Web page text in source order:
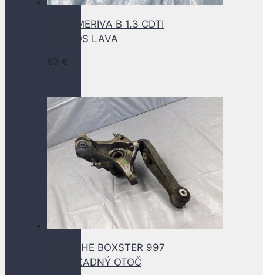
OPEL MERIVA B 1.3 CDTI
POLOOS LAVA
63 €
PORSCHE BOXSTER 997
ĽAVÝ ZADNÝ OTOČ